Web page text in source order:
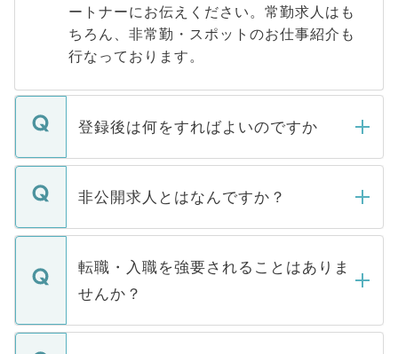
ートナーにお伝えください。常勤求人はも
ちろん、非常勤・スポットのお仕事紹介も
行なっております。
登録後は何をすればよいのですか
ご登録いただきましたら、弊社担当者がご
登録内容を確認し、その後メールもしくは
ます。通常、5営業日以内にはご連絡をせて
いただきますので、しばらくお待ちくださ
非公開求人とはなんですか？
マイナビDOCTORで取り扱っている求人の
うち約3割は、Webサイトからご覧いただ
けない「非公開求人」です。非公開求人は
下記の理由によって、一般には公開してい
ません。
転職・入職を強要されることはありま
せんか？
転職・入職を強要することは一切ありませ